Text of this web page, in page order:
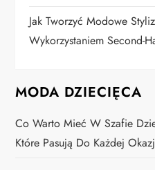
Jak Tworzyć Modowe
Wykorzystaniem Second-
MODA DZIECIĘCA
Co Warto Mieć W Szafie
Które Pasują Do Każdej